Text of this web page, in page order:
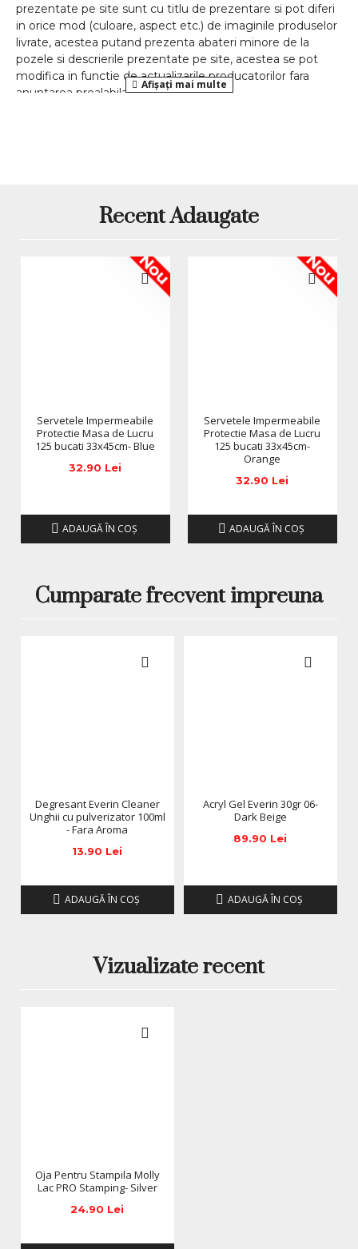
prezentate pe site sunt cu titlu de prezentare si pot diferi
in orice mod (culoare, aspect etc.) de imaginile produselor
livrate, acestea putand prezenta abateri minore de la
pozele si descrierile prezentate pe site, acestea se pot
modifica in functie de actualizarile producatorilor fara
anuntarea prealabila a utilizatorilor.
Recent Adaugate
Nou
Servetele Impermeabile
Protectie Masa de Lucru
125 bucati 33x45cm- Blue
32.90 Lei
ADAUGĂ ÎN COŞ
Nou
Servetele Impermeabile
Protectie Masa de Lucru
125 bucati 33x45cm-
Orange
32.90 Lei
ADAUGĂ ÎN COŞ
Cumparate frecvent impreuna
Degresant Everin Cleaner
Unghii cu pulverizator 100ml
- Fara Aroma
13.90 Lei
ADAUGĂ ÎN COŞ
Acryl Gel Everin 30gr 06-
Dark Beige
89.90 Lei
ADAUGĂ ÎN COŞ
Vizualizate recent
Oja Pentru Stampila Molly
Lac PRO Stamping- Silver
24.90 Lei